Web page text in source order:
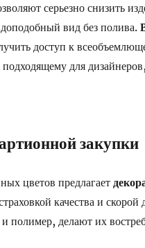
серьезно снизить
вид без полива.
доступ к
для
закупки
цветов предлагает
качества и
полимер, делают их